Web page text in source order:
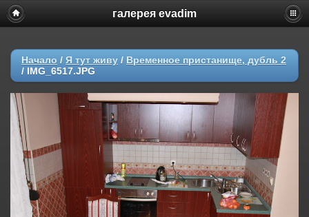
галерея evadim
Начало / Я тут живу / Временное пристанище, дубль 2
/ IMG_6517.JPG